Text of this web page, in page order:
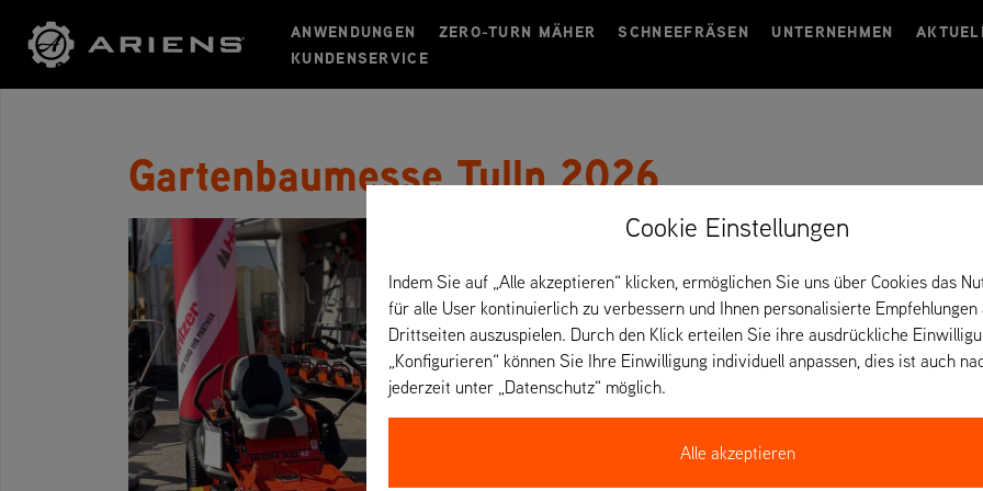
ANWENDUNGEN ZERO-TURN MÄHER SCHNEEFRÄSEN UNTERNEHMEN
KUNDENSERVICE
Gartenbaumesse Tulln 2026
Von 03. bis 07. September 2026 sind wir auf der
Cookie Einstellungen
Indem Sie auf „Alle akzeptieren“ klicken, ermöglichen Sie uns über Cookies das
für alle User kontinuierlich zu verbessern und Ihnen personalisierte Empfehlungen
Drittseiten auszuspielen. Durch den Klick erteilen Sie ihre ausdrückliche
„Konfigurieren“ können Sie Ihre Einwilligung individuell anpassen, dies ist auch
jederzeit unter „Datenschutz“ möglich.
Alle akzeptieren